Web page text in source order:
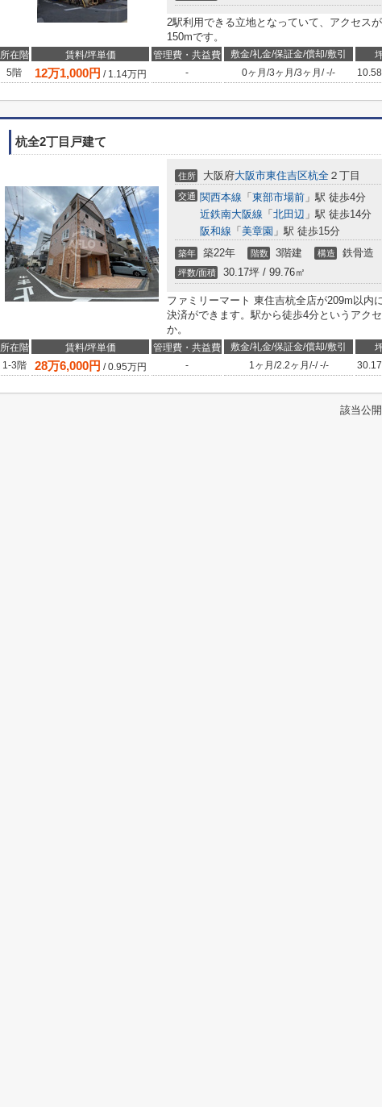
2駅利用できる立地となっていて、アクセス
150mです。
所在階 賃料/坪単価 管理費・共益費 敷金/礼金/保証金/償却/敷引
5階
12万1,000円 / 1.14万円 - 0ヶ月 /3ヶ月 /3ヶ月 /-/-
杭全2丁目戸建て
住所 大阪府大阪市東住吉区杭全 ２丁目
交通 関西本線 「 東部市場前 」駅 徒歩4分
近鉄南大阪線 「 北田辺 」駅 徒歩14分
阪和線 「 美章園 」駅 徒歩15分
築年 築22年 階数 3階建 構造 鉄骨造
坪数/面積 30.17坪 / 99.76㎡
ファミリーマート 東住吉杭全店が209m以内
決済ができます。駅から徒歩4分というアク
か。
所在階 賃料/坪単価 管理費・共益費 敷金/礼金/保証金/償却/敷引
1-3階
28万6,000円 /0.95万円 - 1ヶ月 /2.2ヶ月 /-/-/-
該当公